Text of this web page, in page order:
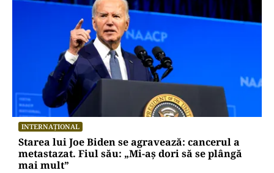
INTERNAȚIONAL
Starea lui Joe Biden se agravează: cancerul a
metastazat. Fiul său: „Mi-aș dori să se plângă
mai mult”